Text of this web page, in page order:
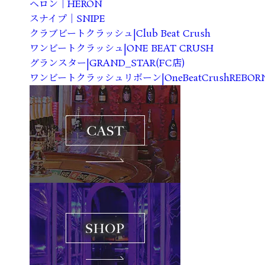
ヘロン｜HERON
スナイプ｜SNIPE
クラブビートクラッシュ|Club Beat Crush
ワンビートクラッシュ|ONE BEAT CRUSH
グランスター|GRAND_STAR(FC店)
ワンビートクラッシュリボーン